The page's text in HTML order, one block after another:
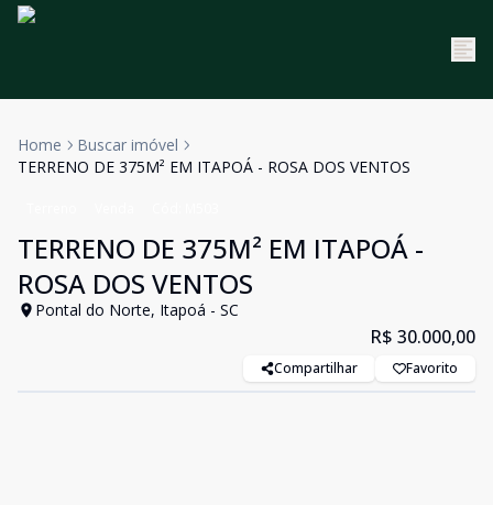
Home
Buscar imóvel
TERRENO DE 375M² EM ITAPOÁ - ROSA DOS VENTOS
TERRENO DE 375M² EM ITAPOÁ -
ROSA DOS VENTOS
Pontal do Norte, Itapoá - SC
R$ 30.000,00
Compartilhar Favorito